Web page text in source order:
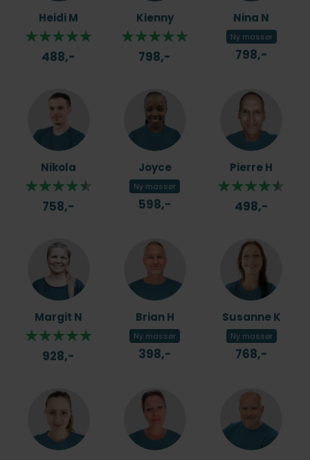
Heidi M
488,-
Kienny
798,-
Nina N
Ny massør
798,-
Nikola
758,-
Joyce
Ny massør
598,-
Pierre H
498,-
Margit N
928,-
Brian H
Ny massør
398,-
Susanne K
Ny massør
768,-